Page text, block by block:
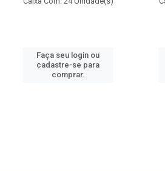
Faça seu login ou
cadastre-se para
comprar.